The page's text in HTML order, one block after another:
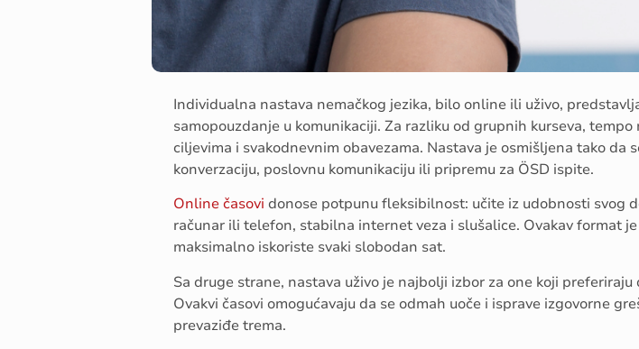
Individualna nastava nemačkog jezika, bilo online ili uživo,
samopouzdanje u komunikaciji. Za razliku od grupnih kurseva,
ciljevima i svakodnevnim obavezama. Nastava je osmišljena tako da
konverzaciju, poslovnu komunikaciju ili pripremu za ÖSD ispite.
Online časovi donose potpunu fleksibilnost: učite iz udobnosti svog
računar ili telefon, stabilna internet veza i slušalice. Ovakav format
maksimalno iskoriste svaki slobodan sat.
Sa druge strane, nastava uživo je najbolji izbor za one koji
Ovakvi časovi omogućavaju da se odmah uoče i isprave izgovorne
prevaziđe trema.